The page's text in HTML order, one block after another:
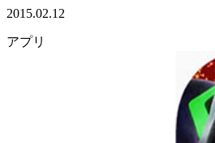
2015.02.12
アプリ